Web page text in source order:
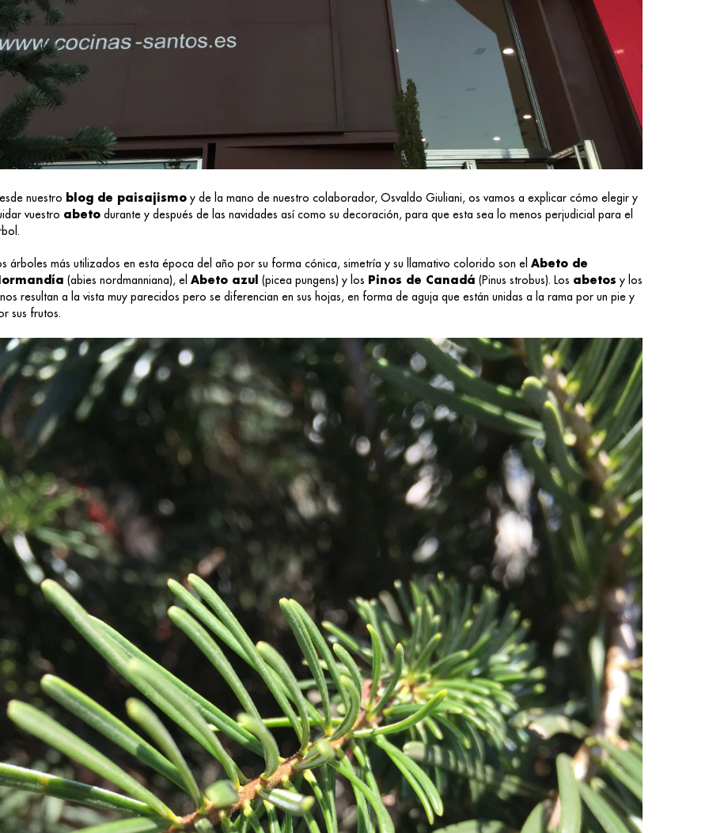
nuestro blog de paisajismoy de la mano de nuestro colaborador, Osvaldo Giuliani, os vamos a explicar cómo elegir y
vuestro abetodurante y después de las navidades así como su decoración, para que esta sea lo menos perjudicial para el
árboles más utilizados en esta época del año por su forma cónica, simetría y su llamativo colorido son el Abeto de
(abies nordmanniana), el Abeto azul (picea pungens) y los Pinos de Canadá (Pinus strobus). Los abetos y los
resultan a la vista muy parecidos pero se diferencian en sus hojas, en forma de aguja que están unidas a la rama por un pie y
sus frutos.